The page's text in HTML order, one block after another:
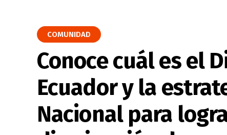
COMUNIDAD
Conoce cuál es el
Ecuador y la
Nacional para